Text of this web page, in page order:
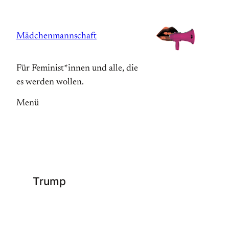
springen
Mädchenmannschaft
Für Feminist*innen und alle, die
es werden wollen.
Menü
Trump